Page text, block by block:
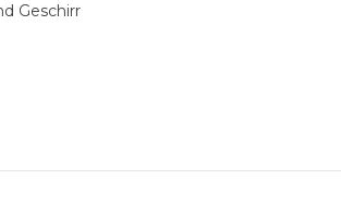
Zitrone, Dill & Lauchgemüse
mit Kräutern
Gemüse
Geschirr